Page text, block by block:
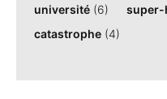
université (6) super-
catastrophe (4)